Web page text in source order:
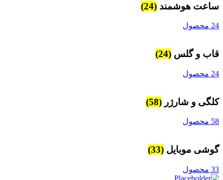
ساعت هوشمند (24)
24 محصول
قاب و گلس (24)
24 محصول
کلگی و شارژر (58)
58 محصول
گوشی موبایل (33)
33 محصول